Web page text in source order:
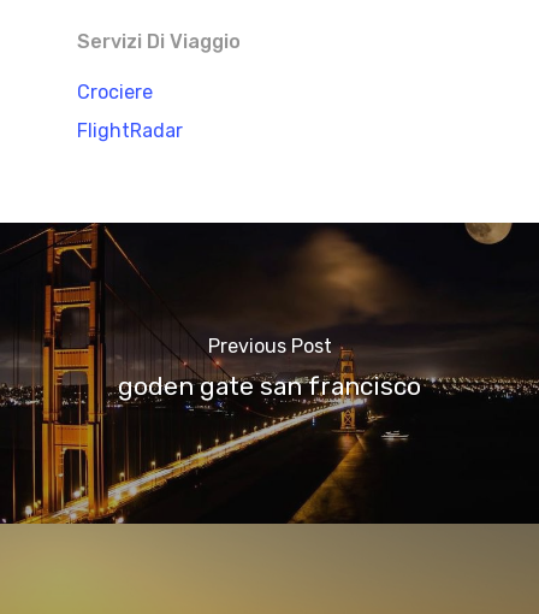
Servizi Di Viaggio
Crociere
FlightRadar
Previous Post
goden gate san francisco